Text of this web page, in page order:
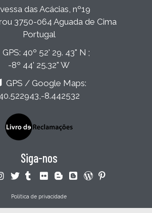
das Acácias, nº19
3750-064 Aguada de Cima
Portugal
GPS: 40º 52' 29. 43" N ;
-8º 44' 25.32" W
GPS / Google Maps:
8.442532
Siga-nos
Política de privacidade